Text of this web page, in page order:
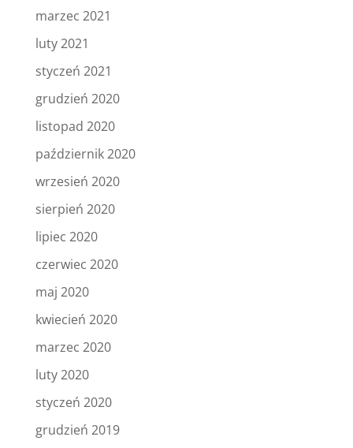
marzec 2021
luty 2021
styczeń 2021
grudzień 2020
listopad 2020
październik 2020
wrzesień 2020
sierpień 2020
lipiec 2020
czerwiec 2020
maj 2020
kwiecień 2020
marzec 2020
luty 2020
styczeń 2020
grudzień 2019